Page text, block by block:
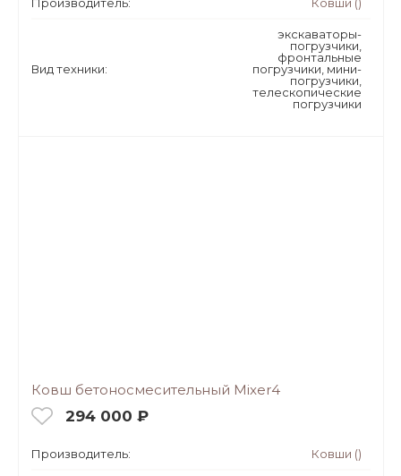
Вид техники:
экскаваторы-
погрузчики,
фронтальные
погрузчики, мини-
погрузчики,
телескопические
погрузчики
Ковш бетоносмесительный Mixer4
294 000 ₽
Производитель: Ковши ()